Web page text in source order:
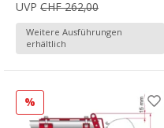
UVP CHF 262,00
Weitere Ausführungen
erhältlich
%